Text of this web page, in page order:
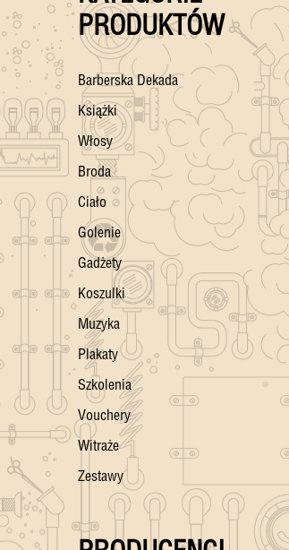
PRODUKTÓW
Barberska Dekada
Książki
Włosy
Broda
Ciało
Golenie
Gadżety
Koszulki
Muzyka
Plakaty
Szkolenia
Vouchery
Witraże
Zestawy